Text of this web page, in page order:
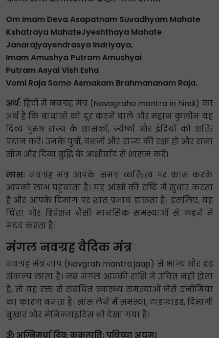
Om Imam Deva Asapatnam Suvadhyam Mahate
Kshatraya MahateJyeshthaya Mahate
Janarajyayendrasya Indriyaya,
Imam Amushya Putram Amushyai
Putram Asyai Vish Esha
Vomi Raja Somo Asmakam Brahmananam Raja.
अर्थ: हिंदी में नवग्रह मंत्र (Navagraha mantra in hindi) का
अर्थ है कि बाधाओं को दूर करने वाले और महान कुलीन यह
दिव्य पुरुष राज्य के शासकों, ज्येष्ठों और इंद्रियों को शक्ति
प्रदान करें। उनके पुत्रों, वंशजों और राज्य की रक्षा हो और राजा
सोम और दिव्य बुद्धि के आशीर्वाद से शासन करें।
लाभ: नवग्रह मंत्र आपके समग्र व्यक्तित्व पर काम करके
आपको लाभ पहुंचाता है। यह आंखों की दृष्टि में सुधार करता
है और आपके दिमाग पर शांत प्रभाव डालता है। इसलिए, यह
चिंता और डिप्रेशन जैसी मानसिक समस्याओं से लड़ने में
मदद करता है।
मंगल नवग्रह वैदिक मंत्र
नवग्रह मंत्र जाप (Navgrah mantra jaap) से भाग्य और दृढ़
संकल्प लाता है। जब मंगल आपकी राशि में उचित नहीं होता
है, तो यह रक्त से संबंधित स्वास्थ्य समस्याओं जैसे एनीमिया
का कारण बनता है। सांस लेने में समस्या, टाइफाइड, दिमागी
बुखार और मेनिन्जाइटिस भी देखा गया है।
ॐ अग्निमूर्धा दिव: ककुत्पति: पृथिव्या अयम्।